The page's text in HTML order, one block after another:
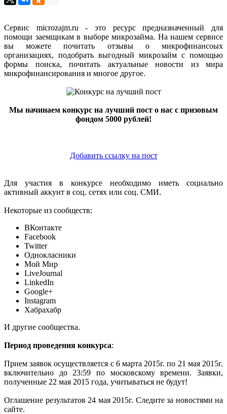
Сервис microzajm.ru - это ресурс предназначенный для
помощи заемщикам в выборе микрозайма. На нашем сервисе
вы можете почитать отзывы о микрофинансоых
организациях, подобрать выгодный микрозайм с помощью
формы поиска, почитать актуальные новости из мира
микрофинансирования и многое другое.
Мы начинаем конкурс на лучший пост о нас с призовым
фондом 5000 рублей!
Добавить ссылку на пост
Для участия в конкурсе необходимо иметь социально
активный аккунт в соц. сетях или соц. СМИ.
Некоторые из сообществ:
ВКонтакте
Facebook
Twitter
Однокласники
Мой Мир
LiveJournal
LinkedIn
Google+
Instagram
Хабрахабр
И другие сообщества.
Период проведения конкурса:
Прием заявок осуществляется с 6 марта 2015г. по 21 мая 2015г.
включительно до 23:59 по московскому времени. Заявки,
полученные 22 мая 2015 года, учитываться не будут!
Оглашение результатов 24 мая 2015г. Следите за новостями на
сайте.